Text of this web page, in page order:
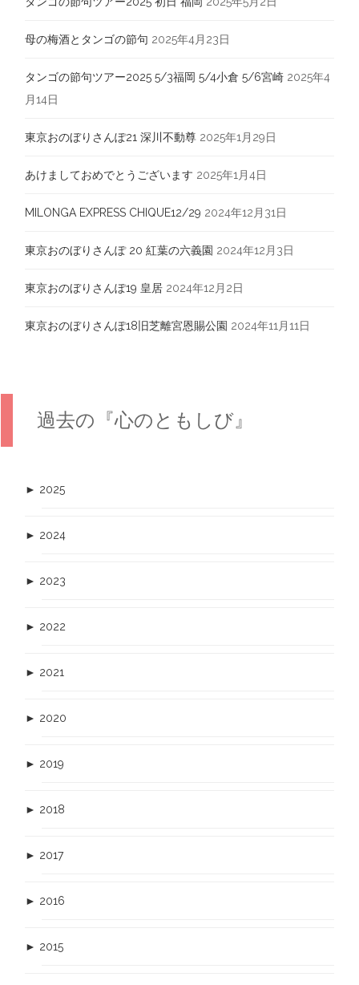
母の梅酒とタンゴの節句 2025年4月23日
タンゴの節句ツアー2025 5/3福岡 5/4小倉 5/6宮崎 2025年4
月14日
東京おのぼりさんぽ21 深川不動尊 2025年1月29日
あけましておめでとうございます 2025年1月4日
MILONGA EXPRESS CHIQUE12/29 2024年12月31日
東京おのぼりさんぽ 20 紅葉の六義園 2024年12月3日
東京おのぼりさんぽ19 皇居 2024年12月2日
東京おのぼりさんぽ18旧芝離宮恩賜公園 2024年11月11日
過去の『心のともしび』
► 2025
► 2024
► 2023
► 2022
► 2021
► 2020
► 2019
► 2018
► 2017
► 2016
► 2015